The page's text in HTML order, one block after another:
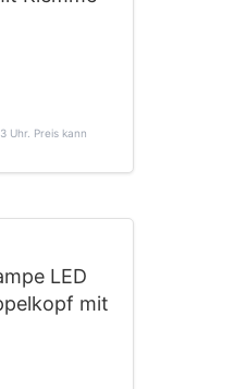
Uhr. Preis kann
LED
mit